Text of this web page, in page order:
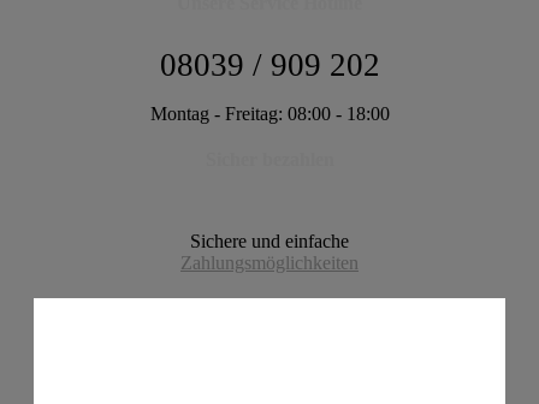
08039 / 909 202
Montag - Freitag: 08:00 - 18:00
Sichere und einfache
Zahlungsmöglichkeiten